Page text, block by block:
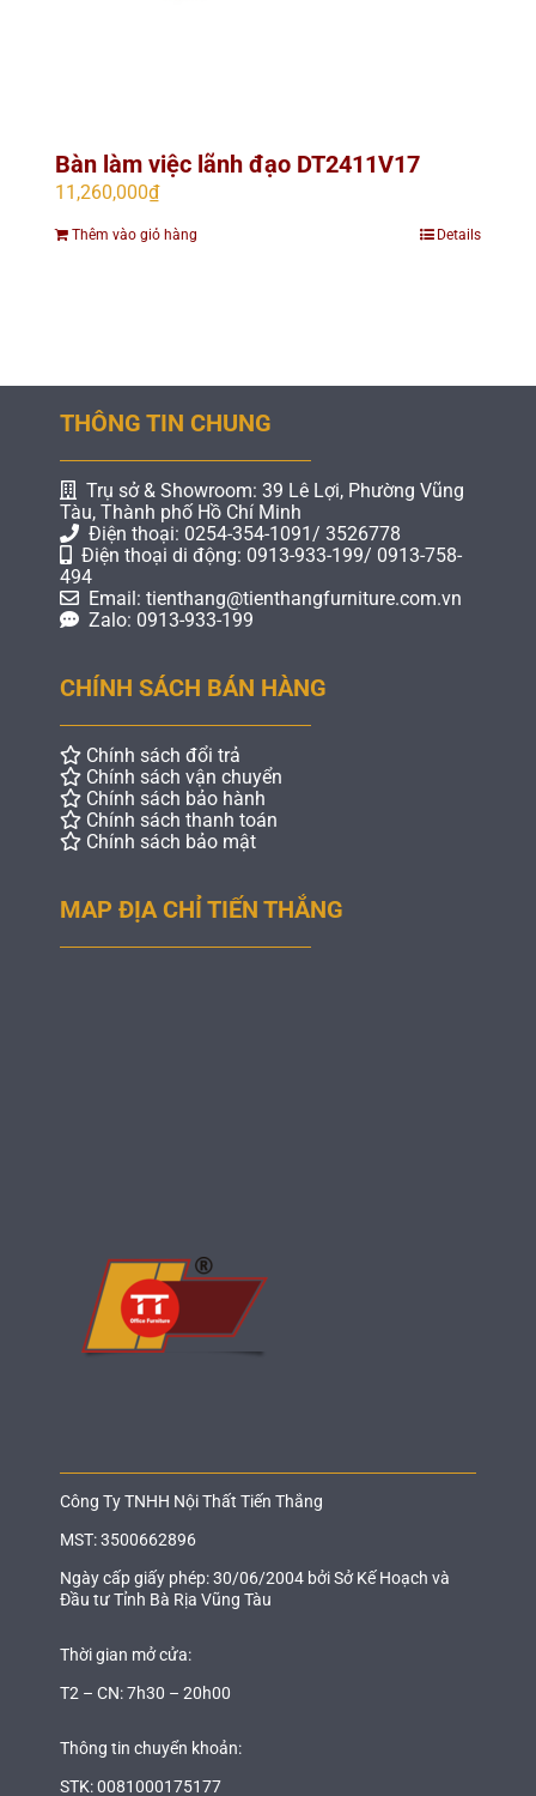
Bàn làm việc lãnh đạo DT2411V17
11,260,000₫
Thêm vào giỏ hàng Details
THÔNG TIN CHUNG
Trụ sở & Showroom: 39 Lê Lợi, Phường Vũng
Tàu, Thành phố Hồ Chí Minh
Điện thoại: 0254-354-1091/ 3526778
Điện thoại di động: 0913-933-199/ 0913-758-
494
Email: tienthang@tienthangfurniture.com.vn
Zalo: 0913-933-199
CHÍNH SÁCH BÁN HÀNG
Chính sách đổi trả
Chính sách vận chuyển
Chính sách bảo hành
Chính sách thanh toán
Chính sách bảo mật
MAP ĐỊA CHỈ TIẾN THẮNG
Công Ty TNHH Nội Thất Tiến Thắng
MST: 3500662896
Ngày cấp giấy phép: 30/06/2004 bởi Sở Kế Hoạch và
Đầu tư Tỉnh Bà Rịa Vũng Tàu
Thời gian mở cửa:
T2 – CN: 7h30 – 20h00
Thông tin chuyển khoản:
STK: 0081000175177